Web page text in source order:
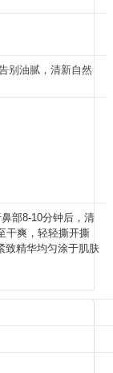
别油腻，清新自然
部8-10分钟后，清
干爽，轻轻撕开撕
致精华均匀涂于肌肤
)三件套